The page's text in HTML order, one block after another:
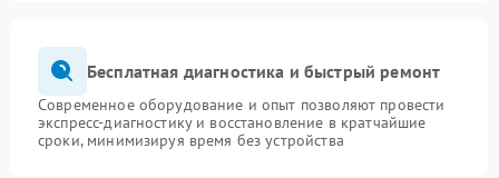
Бесплатная диагностика и быстрый ремонт
Современное оборудование и опыт позволяют провести
экспресс-диагностику и восстановление в кратчайшие
сроки, минимизируя время без устройства